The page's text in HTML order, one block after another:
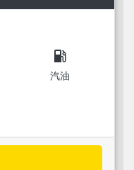
local_gas_station
汽油